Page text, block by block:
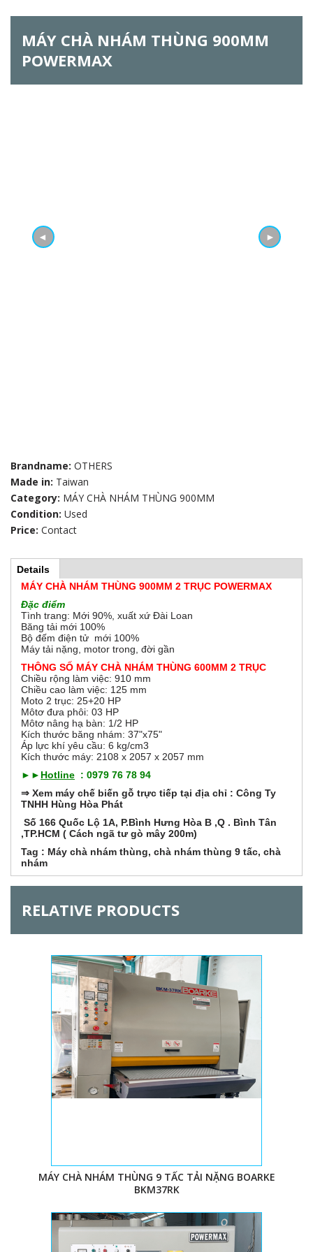
h
MÁY CHÀ NHÁM THÙNG 900MM
POWERMAX
◄ ►
Brandname: OTHERS
Made in: Taiwan
Category: MÁY CHÀ NHÁM THÙNG 900MM
Condition: Used
Price: Contact
H
o
o
n
a
G
Details
a
c
t
i
v
e
t
b
)
MÁY CHÀ NHÁM THÙNG 900MM 2 TRỤC POWERMAX
Đặc điểm
Tình trang: Mới 90%, xuất xứ Đài Loan
Băng tải mới 100%
Bộ đếm điện tử mới 100%
Máy tải nặng, motor trong, đời gần
THÔNG SỐ MÁY CHÀ NHÁM THÙNG 600MM 2 TRỤC
Chiều rộng làm việc: 910 mm
Chiều cao làm việc: 125 mm
Moto 2 trục: 25+20 HP
Môtơ đưa phôi: 03 HP
Môtơ nâng hạ bàn: 1/2 HP
Kích thước băng nhám: 37"x75"
Áp lực khí yêu cầu: 6 kg/cm3
Kích thước máy: 2108 x 2057 x 2057 mm
►► Hotline : 0979 76 78 94
⇒ Xem máy chế biến gỗ trực tiếp tại địa chỉ : Công Ty
TNHH Hùng Hòa Phát
Số 166 Quốc Lộ 1A, P.Bình Hưng Hòa B ,Q . Bình Tân
,TP.HCM ( Cách ngã tư gò mây 200m)
Tag : Máy chà nhám thùng, chà nhám thùng 9 tấc, chà
nhám
RELATIVE PRODUCTS
MÁY CHÀ NHÁM THÙNG 9 TẤC TẢI NẶNG BOARKE
BKM37RK